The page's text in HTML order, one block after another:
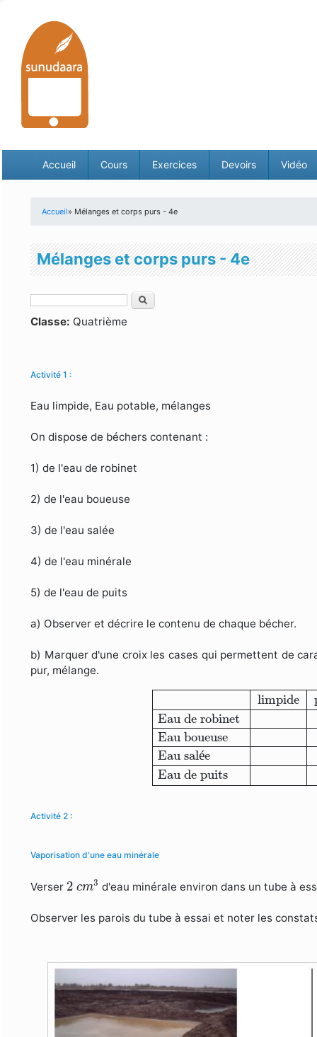
Accueil Cours Exercices Devoirs Vidéo
Accueil» Mélanges et corps purs - 4e
Mélanges et corps purs - 4e
Formulaire de recherche
Rechercher
Classe: Quatrième
Activité 1 :
Eau limpide, Eau potable, mélanges
On dispose de béchers contenant :
1) de l'eau de robinet
2) de l'eau boueuse
3) de l'eau salée
4) de l'eau minérale
5) de l'eau de puits
a) Observer et décrire le contenu de chaque bécher.
b) Marquer d'une croix les cases qui permettent de
pur, mélange.
limpide
Eau de robinet
Eau boueuse
Eau salée
Eau de puits
limpidepotablepure
Activité 2 :
Vaporisation d'une eau minérale
Verser 2 cm3
2 3 d'eau minérale environ dans un tube à
Observer les parois du tube à essai et noter les